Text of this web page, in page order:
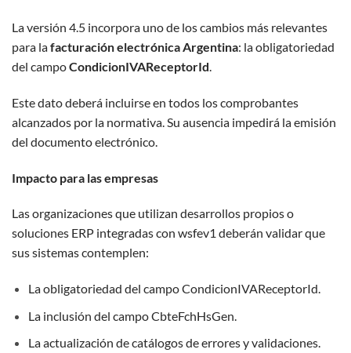
La versión 4.5 incorpora uno de los cambios más relevantes
para lafacturación electrónica Argentina: la obligatoriedad
del campoCondicionIVAReceptorId.
Este dato deberá incluirse en todos los comprobantes
alcanzados por la normativa. Su ausencia impedirá la emisión
del documento electrónico.
Impacto para las empresas
Las organizaciones que utilizan desarrollos propios o
soluciones ERP integradas con wsfev1 deberán validar que
sus sistemas contemplen:
La obligatoriedad del campo CondicionIVAReceptorId.
La inclusión del campo CbteFchHsGen.
La actualización de catálogos de errores y validaciones.